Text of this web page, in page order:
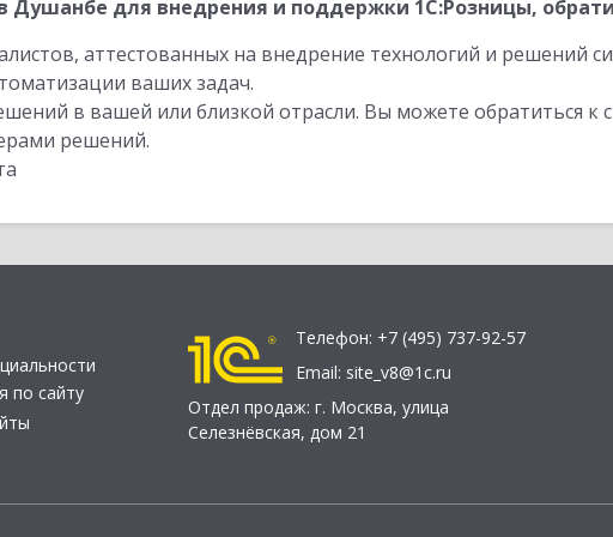
для внедрения и поддержки 1С:Розницы,
аттестованных на внедрение технологий и решений
ваших задач.
в вашей или близкой отрасли. Вы можете обратиться к
решений.
по сайту
Телефон: +7 (495) 737-92-57
Email: site_v8@1c.ru
Отдел продаж: г. Москва, улица
Селезнёвская, дом 21